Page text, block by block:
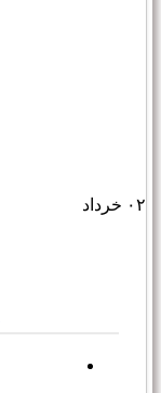
۰۲ خرداد